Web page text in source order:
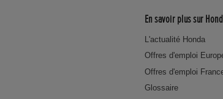
En savoir plus sur
L'actualité Honda
Offres d'emploi
Offres d'emploi
Glossaire